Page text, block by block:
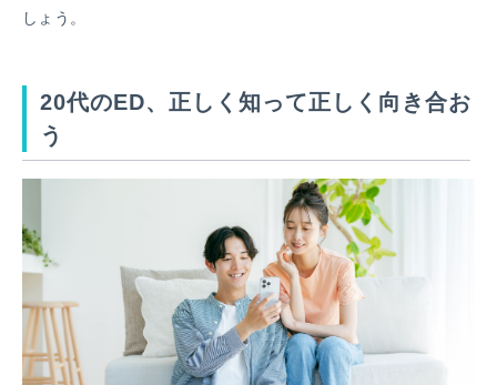
しょう。
20代のED、正しく知って正しく向き合お
う